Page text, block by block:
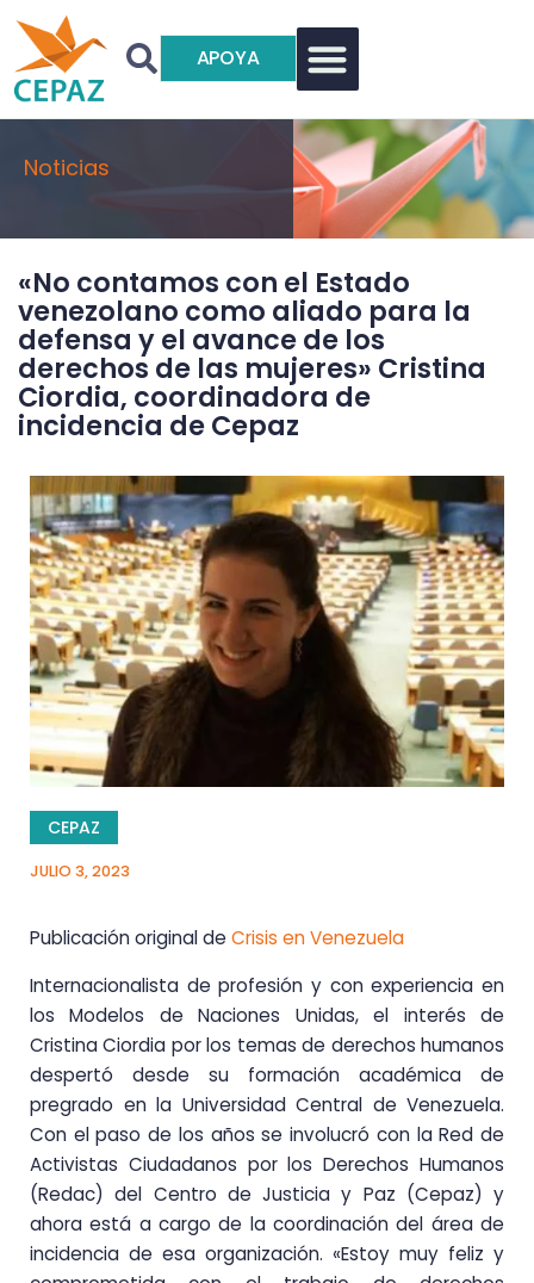
APOYA
Noticias
«No contamos con el Estado
venezolano como aliado para la
defensa y el avance de los
derechos de las mujeres» Cristina
Ciordia, coordinadora de
incidencia de Cepaz
CEPAZ
JULIO 3, 2023
Publicación original de Crisis en Venezuela
Internacionalista de profesión y con experiencia en
los Modelos de Naciones Unidas, el interés de
Cristina Ciordia por los temas de derechos humanos
despertó desde su formación académica de
pregrado en la Universidad Central de Venezuela.
Con el paso de los años se involucró con la Red de
Activistas Ciudadanos por los Derechos Humanos
(Redac) del Centro de Justicia y Paz (Cepaz) y
ahora está a cargo de la coordinación del área de
incidencia de esa organización. «Estoy muy feliz y